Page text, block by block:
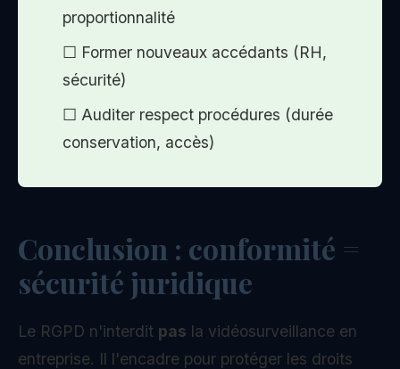
proportionnalité
☐ Former nouveaux accédants (RH,
sécurité)
☐ Auditer respect procédures (durée
conservation, accès)
Conclusion : conformité =
sécurité juridique
Le RGPD n'interdit pas la vidéosurveillance en
entreprise. Il l'encadre pour protéger les droits